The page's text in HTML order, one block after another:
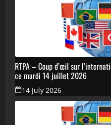
RTPA – Coup d’œil sur
ce mardi 14 juillet 2026
14 July 2026